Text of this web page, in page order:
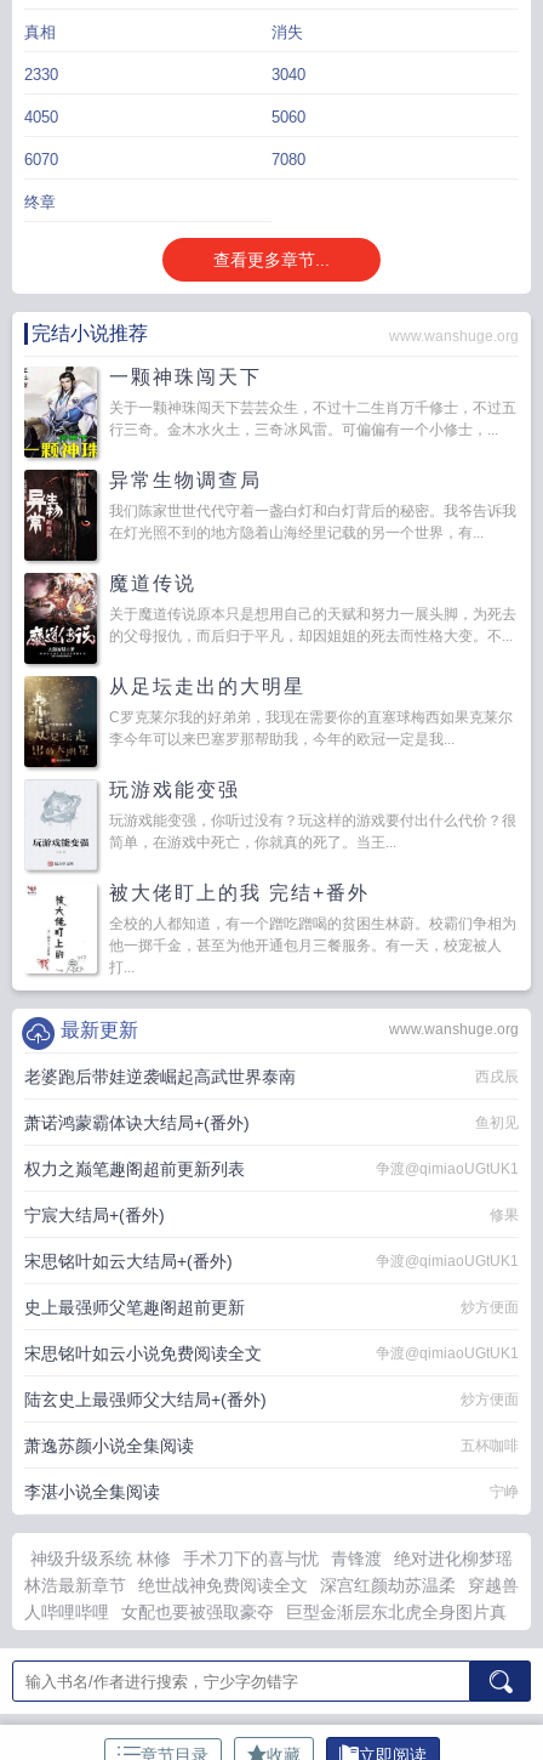
觉他的目光，从来柔顺的妻子笑着回望，不带半点惧意：“将军若介意，不若和离
好了。”无人知晓的角落，那双上过战场，握惯了刀枪的掌心紧紧攥起。和离？今
破大防太子与我共战袍 我与太子举案齐眉晋江
子举案齐眉免费阅读晋江
我与太子举案齐眉无错别字
笔趣阁
与太子举案齐眉txt笔趣阁
我与太子举案齐眉免费 我与太子举案齐眉无错
我与太子举案齐眉txt百度我与太子争影帝的日子
案齐眉TXT番外我与太子举案齐眉令杳免费阅读我与太子举案齐眉番外txt我与
太子举案齐眉百度我与太子举案齐眉好看吗 我与太子举案齐眉by令杳我与太子
举案齐眉讲了什么我与太子举案齐眉番外免费阅读
阁最新章我与太子举案齐眉 免费 我与太子举案齐眉TXT全集免费阅
案齐眉令杳全文免费阅读 我与太子举案齐眉原名叫什么我与太子举案齐眉 百
度我与太子举案齐眉完整
吗我与太子举案齐眉全文免费阅读我与太子举案齐眉令杳txt
TXT我与太子举案齐眉晋江文学城
与太子举案齐眉免费阅读无弹窗 我与太子举案齐眉令香全文免费阅读我与太子
举案齐眉第23章免费阅读
与太子举案齐眉讲的什么
真相 消失
2330 3040
4050 5060
6070 7080
终章
查看更多章节...
完结小说推荐 www.wanshuge.org
一颗神珠闯天下
关于一颗神珠闯天下芸芸众生，不过十二生肖万千修士，不过五
行三奇。金木水火土，三奇冰风雷。可偏偏有一个小修士，...
异常生物调查局
我们陈家世世代代守着一盏白灯和白灯背后的秘密。我爷告诉我
在灯光照不到的地方隐着山海经里记载的另一个世界，有...
魔道传说
关于魔道传说原本只是想用自己的天赋和努力一展头脚，为死去
的父母报仇，而后归于平凡，却因姐姐的死去而性格大变。不...
从足坛走出的大明星
C罗克莱尔我的好弟弟，我现在需要你的直塞球梅西如果克莱尔
李今年可以来巴塞罗那帮助我，今年的欧冠一定是我...
玩游戏能变强
玩游戏能变强，你听过没有？玩这样的游戏要付出什么代价？很
简单，在游戏中死亡，你就真的死了。当王...
被大佬盯上的我 完结+番外
全校的人都知道，有一个蹭吃蹭喝的贫困生林蔚。校霸们争相为
他一掷千金，甚至为他开通包月三餐服务。有一天，校宠被人
打...
www.wanshuge.org
最新更新
老婆跑后带娃逆袭崛起高武世界泰南 西戌辰
萧诺鸿蒙霸体诀大结局+(番外) 鱼初见
权力之巅笔趣阁超前更新列表 争渡@qimiaoUGtUK1
宁宸大结局+(番外) 修果
宋思铭叶如云大结局+(番外) 争渡@qimiaoUGtUK1
史上最强师父笔趣阁超前更新 炒方便面
宋思铭叶如云小说免费阅读全文 争渡@qimiaoUGtUK1
陆玄史上最强师父大结局+(番外) 炒方便面
萧逸苏颜小说全集阅读 五杯咖啡
李湛小说全集阅读 宁峥
神级升级系统 林修 手术刀下的喜与忧 青锋渡
绝对进化柳梦瑶
林浩最新章节
绝世战神免费阅读全文 深宫红颜劫苏温柔
穿越兽
人哔哩哔哩
女配也要被强取豪夺
巨型金渐层东北虎全身图片真
见自己偷偷哭泣
总裁大人不可以漫画免费阅读
重生九零霸王花
txt
末世囤女神的有哪些 新警察故事国语版免费
开局获得sssss
级天赋的T
少年行最新章节免费阅读 恶梦之口 共谋
虐文女
主，但痛觉转移
系统错绑男主小姨后 初雪请听我告白
章节目录 收藏 立即阅读